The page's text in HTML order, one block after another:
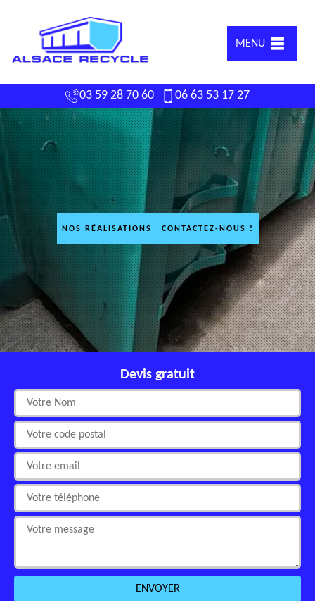
MENU
03 59 28 70 60 06 63 53 17 27
NOS RÉALISATIONS CONTACTEZ-NOUS !
Devis gratuit